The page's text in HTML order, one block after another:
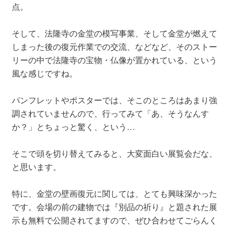
点。
そして、法隆寺の金堂の模写事業、そして金堂が燃えて
しまった後の復元作業での交流、などなど、そのストー
リーの中で法隆寺の宝物・仏像が置かれている、という
風な感じですね。
パンフレットやポスターでは、そこのところはあまり強
調されていませんので、行ってみて「あ、そうなんす
か？」とちょっと驚く、という…
そこで頭を切り替えてみると、大変面白い展覧会だな、
と思います。
特に、金堂の壁画復元に関しては、とても興味深かった
です。会場の前の建物では『別品の祈り』と題された展
示も無料で公開されてますので、ぜひ合わせてごらんく